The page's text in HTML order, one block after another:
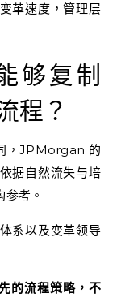
革速度，管理层
够复制
程？
，JPMorgan 的
据自然流失与培
考。
系以及变革领导
的流程策略，不